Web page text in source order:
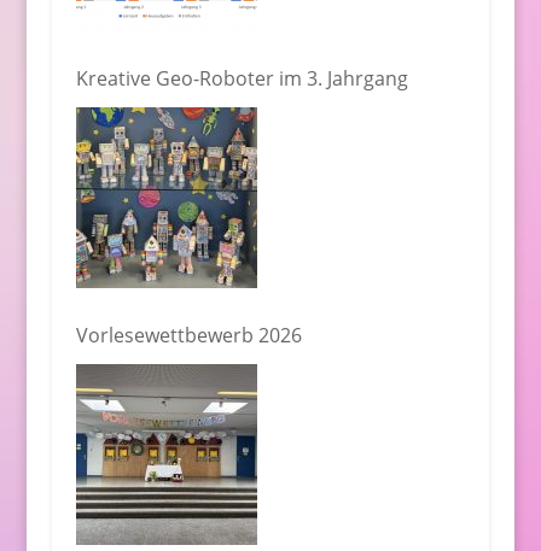
Kreative Geo-Roboter im 3. Jahrgang
Vorlesewettbewerb 2026